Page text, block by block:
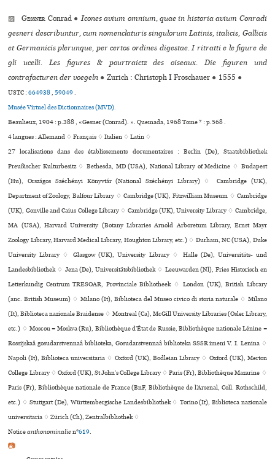
▨Gessner Conrad ● Icones avium omnium, quae in historia avium Conradi
gesneri describuntur, cum nomenclaturis singulorum Latinis, italicis, Gallicis
et Germanicis plerunque, per certos ordines digestae. I ritratti e le figure de
gli ucelli. Les figures & pourtraictz des oiseaux. Die figuren und
contrafacturen der voegeln ● Zurich : Christoph I Froschauer ● 1555 ●
USTC :664938,59049.
Musée Virtuel des Dictionnaires (MVD).
Beaulieux, 1904 : p.388 , «Gesner (Conrad). ». Quemada, 1968 Tome * : p.568 .
4 langues :Allemand ♢Français ♢Italien ♢Latin ♢
27 localisations dans des établissements documentaires : Berlin (De), Staatsbibliothek
Preußischer Kulturbesitz ♢ Bethesda, MD (USA), National Library of Medicine ♢ Budapest
(Hu), Országos Széchényi Könyvtár (National Széchényi Library) ♢ Cambridge (UK),
Department of Zoology, Balfour Library ♢ Cambridge (UK), Fitzwilliam Museum ♢ Cambridge
(UK), Gonville and Caius College Library ♢ Cambridge (UK), University Library ♢ Cambridge,
MA (USA), Harvard University (Botany Libraries Arnold Arboretum Library, Ernst Mayr
Zoology Library, Harvard Medical Library, Houghton Library, etc.) ♢ Durham, NC (USA), Duke
University Library ♢ Glasgow (UK), University Library ♢ Halle (De), Universitäts- und
Landesbibliothek ♢ Jena (De), Universitätsbibliothek ♢ Leeuwarden (Nl), Fries Historisch en
Letterkundig Centrum TRESOAR, Provinciale Bibliotheek ♢ London (UK), British Library
(anc. British Museum) ♢ Milano (It), Biblioteca del Museo civico di storia naturale ♢ Milano
(It), Biblioteca nazio­nale Braidense ♢ Montreal (Ca), McGill University Libraries (Osler Library,
etc.) ♢ Moscou = Moskva (Ru), Bibliothèque d’État de Russie, Bibliothèque nationale Lénine =
Rossijskaâ gosudarstvennaâ biblioteka, Gosudarstvennaâ biblioteka SSSR imeni V. I. Lenina ♢
Napoli (It), Biblioteca universitaria ♢ Oxford (UK), Bodleian Library ♢ Oxford (UK), Merton
College Library ♢ Oxford (UK), St John’s College Library ♢ Paris (Fr), Bibliothèque Mazarine ♢
Paris (Fr), Bibliothèque nationale de France (BnF, Bibliothèque de l’Arsenal, Coll. Rothschild,
etc.) ♢ Stuttgart (De), Württembergische Landesbibliothek ♢ Torino (It), Biblioteca nazio­nale
uni­ver­si­ta­ria ♢ Zürich (Ch), Zentralbibliothek ♢
Noticeanthonominalien°619.
📷